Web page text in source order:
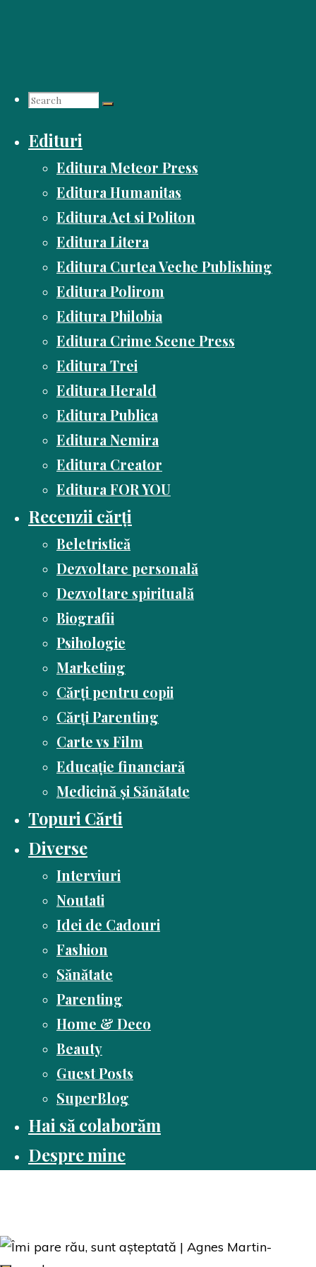
Search
for:
Edituri
Editura Meteor Press
Editura Humanitas
Editura Act si Politon
Editura Litera
Editura Curtea Veche Publishing
Editura Polirom
Editura Philobia
Editura Crime Scene Press
Editura Trei
Editura Herald
Editura Publica
Editura Nemira
Editura Creator
Editura FOR YOU
Recenzii cărți
Beletristică
Dezvoltare personală
Dezvoltare spirituală
Biografii
Psihologie
Marketing
Cărți pentru copii
Cărți Parenting
Carte vs Film
Educație financiară
Medicină și Sănătate
Topuri Cărti
Diverse
Interviuri
Noutati
Idei de Cadouri
Fashion
Sănătate
Parenting
Home & Deco
Beauty
Guest Posts
SuperBlog
Hai să colaborăm
Despre mine